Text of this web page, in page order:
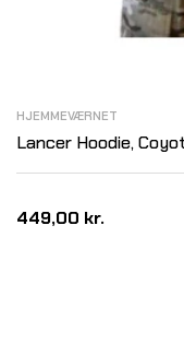
HJEMMEVÆRNET
Lancer Hoodie,
tryk på ryg
449,00 kr.